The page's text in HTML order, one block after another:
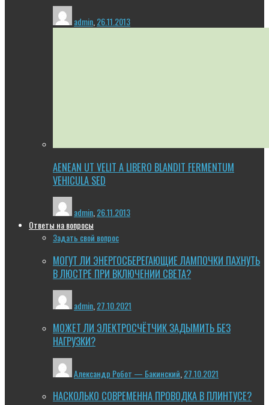
admin,26.11.2013
AENEAN UT VELIT A LIBERO BLANDIT FERMENTUM
VEHICULA SED
admin 26.11.2013
Ответы на вопросы
Задать свой вопрос
МОГУТ ЛИ ЭНЕРГОСБЕРЕГАЮЩИЕ ЛАМПОЧКИ ПАХНУТЬ
В ЛЮСТРЕ ПРИ ВКЛЮЧЕНИИ СВЕТА?
admin 27.10.2021
МОЖЕТ ЛИ ЭЛЕКТРОСЧЁТЧИК ЗАДЫМИТЬ БЕЗ
НАГРУЗКИ?
Александр Робот — Бакинский 27.10.2021
НАСКОЛЬКО СОВРЕМЕННА ПРОВОДКА В ПЛИНТУСЕ?